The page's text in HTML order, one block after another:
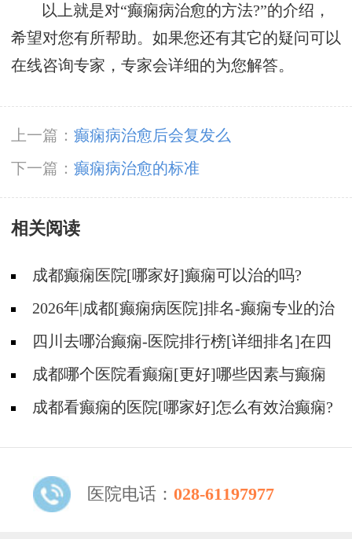
以上就是对“癫痫病治愈的方法?”的介绍，
希望对您有所帮助。如果您还有其它的疑问可以
在线咨询专家，专家会详细的为您解答。
上一篇： 癫痫病治愈后会复发么
下一篇： 癫痫病治愈的标准
相关阅读
成都癫痫医院[哪家好]癫痫可以治的吗?
2026年|成都[癫痫病医院]排名-癫痫专业的治
疗方法都有什么?
四川去哪治癫痫-医院排行榜[详细排名]在四
川治疗癫痫病要多少钱?
成都哪个医院看癫痫[更好]哪些因素与癫痫
发作的治疗费用有关?
成都看癫痫的医院[哪家好]怎么有效治癫痫?
医院电话： 028-61197977